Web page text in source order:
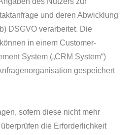
und deren Abwicklung
DSGVO verarbeitet. Die
in einem Customer-
System („CRM System“)
gespeichert
sofern diese nicht mehr
die Erforderlichkeit